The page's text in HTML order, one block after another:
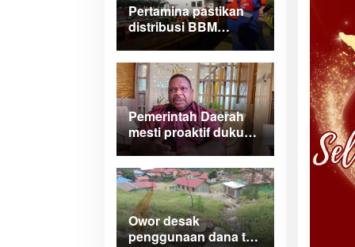
Pertamina pastikan
distribusi BBM
normal dan lancar di
wilayah Papua
Maluku
Pemerintah Daerah
mesti proaktif dukung
legalitas
di Papua Barat
Owor desak
penggunaan dana tak